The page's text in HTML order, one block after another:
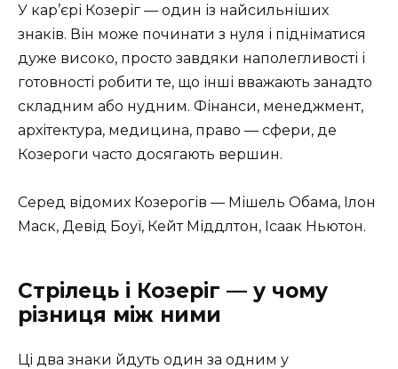
У кар’єрі Козеріг — один із найсильніших
знаків. Він може починати з нуля і підніматися
дуже високо, просто завдяки наполегливості і
готовності робити те, що інші вважають занадто
складним або нудним. Фінанси, менеджмент,
архітектура, медицина, право — сфери, де
Козероги часто досягають вершин.
Серед відомих Козерогів — Мішель Обама, Ілон
Маск, Девід Боуї, Кейт Міддлтон, Ісаак Ньютон.
Стрілець і Козеріг — у чому
різниця між ними
Ці два знаки йдуть один за одним у